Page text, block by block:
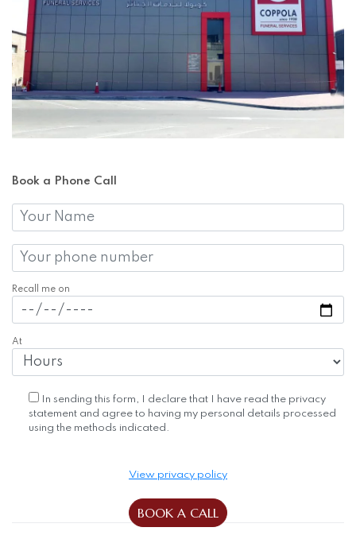
Book a Phone Call
Recall me on
At
In sending this form, I declare that I have read the privacy
statement and agree to having my personal details processed
using the methods indicated.
View privacy policy